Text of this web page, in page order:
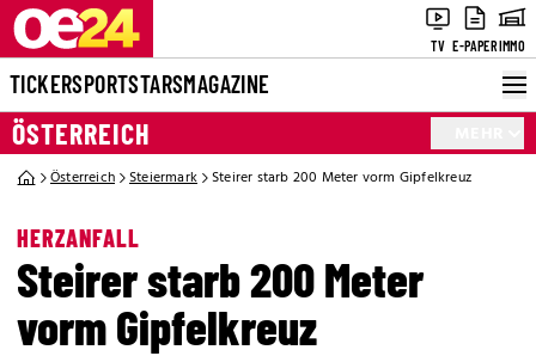
TV E-PAPERIMMO
TICKERSPORTSTARSMAGAZINE
ÖSTERREICH
Österreich Steiermark Steirer starb 200 Meter vorm Gipfelkreuz
HERZANFALL
Steirer starb 200 Meter
vorm Gipfelkreuz